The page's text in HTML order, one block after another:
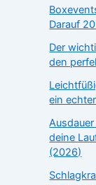
Darauf
Der
den
ein
deine
(2026)